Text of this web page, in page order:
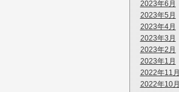
2023年6月
2023年5月
2023年4月
2023年3月
2023年2月
2023年1月
2022年11月
2022年10月